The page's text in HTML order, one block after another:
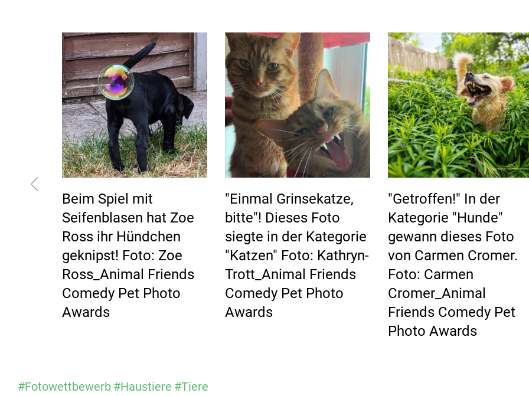
Beim Spiel mit
Seifenblasen hat Zoe
Ross ihr Hündchen
geknipst! Foto: Zoe
Ross_Animal Friends
Comedy Pet Photo
Awards
"Einmal Grinsekatze,
bitte"! Dieses Foto
siegte in der Kategorie
"Katzen" Foto: Kathryn-
Trott_Animal Friends
Comedy Pet Photo
Awards
"Getroffen!" In der
Kategorie "Hunde"
gewann dieses Foto
von Carmen Cromer.
Foto: Carmen
Cromer_Animal
Friends Comedy Pet
Photo Awards
#Fotowettbewerb #Haustiere #Tiere